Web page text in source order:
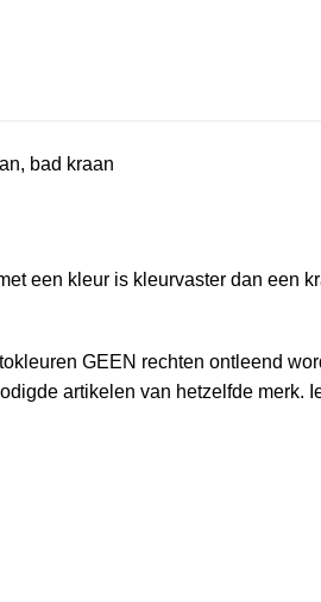
bad kraan
een kleur is kleurvaster dan een
GEEN rechten ontleend
artikelen van hetzelfde merk.